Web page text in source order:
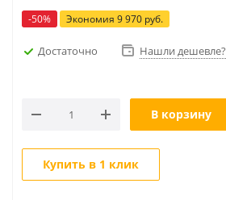
-50% Экономия 9 970 руб.
Достаточно Нашли дешевле?
В корзину
Купить в 1 клик